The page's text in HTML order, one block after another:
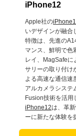
iPhone12
Apple社の
いデザインが融合
特徴は、先進の
マンス、鮮明で色
レイ、MagSafeに
サリーの取り付け
よる高速な通信速
アルカメラシステ
Fusion技術を活用
iPhone12は、革
ーに新たな体験を